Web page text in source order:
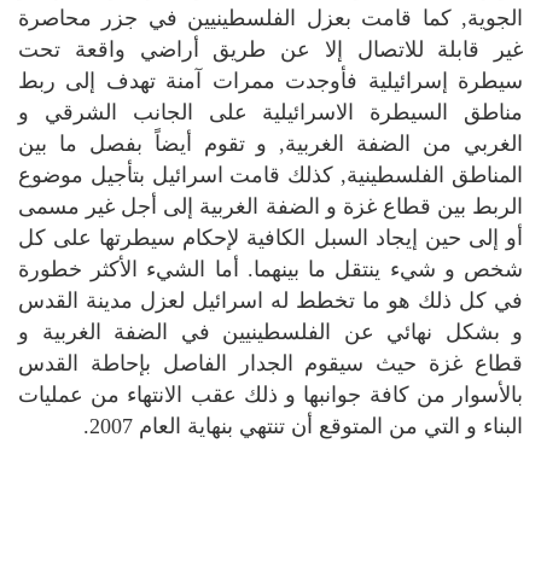
الجوية, كما قامت بعزل الفلسطينيين في جزر محاصرة
غير قابلة للاتصال إلا عن طريق أراضي واقعة تحت
سيطرة إسرائيلية فأوجدت ممرات آمنة تهدف إلى ربط
مناطق السيطرة الاسرائيلية على الجانب الشرقي و
الغربي من الضفة الغربية, و تقوم أيضاً بفصل ما بين
المناطق الفلسطينية, كذلك قامت اسرائيل بتأجيل موضوع
الربط بين قطاع غزة و الضفة الغربية إلى أجل غير مسمى
أو إلى حين إيجاد السبل الكافية لإحكام سيطرتها على كل
شخص و شيء ينتقل ما بينهما. أما الشيء الأكثر خطورة
في كل ذلك هو ما تخطط له اسرائيل لعزل مدينة القدس
و بشكل نهائي عن الفلسطينيين في الضفة الغربية و
قطاع غزة حيث سيقوم الجدار الفاصل بإحاطة القدس
بالأسوار من كافة جوانبها و ذلك عقب الانتهاء من عمليات
البناء و التي من المتوقع أن تنتهي بنهاية العام 2007.